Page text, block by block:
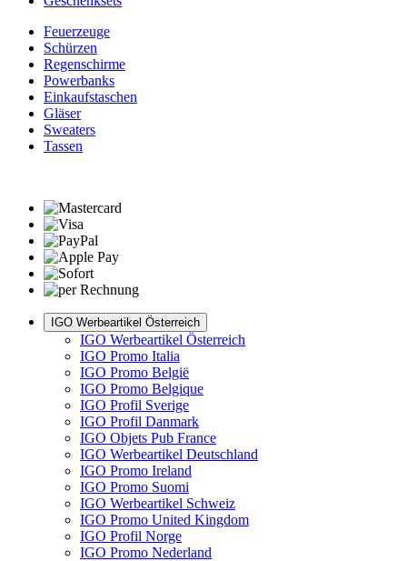
Feuerzeuge
Schürzen
Regenschirme
Powerbanks
Einkaufstaschen
Gläser
Sweaters
Tassen
IGO Werbeartikel Österreich
IGO Werbeartikel Österreich
IGO Promo Italia
IGO Promo België
IGO Promo Belgique
IGO Profil Sverige
IGO Profil Danmark
IGO Objets Pub France
IGO Werbeartikel Deutschland
IGO Promo Ireland
IGO Promo Suomi
IGO Werbeartikel Schweiz
IGO Promo United Kingdom
IGO Profil Norge
IGO Promo Nederland